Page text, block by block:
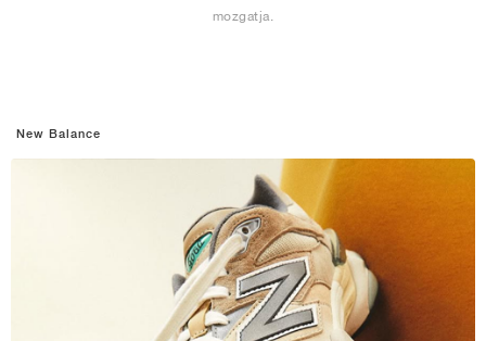
mozgatja.
New Balance